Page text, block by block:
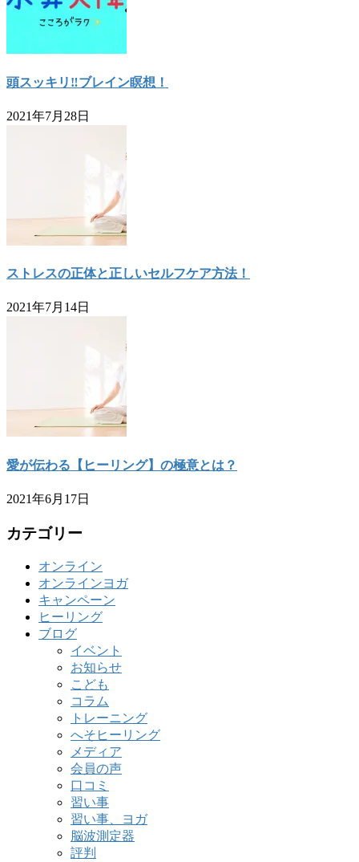
頭スッキリ‼ブレイン瞑想！
2021年7月28日
ストレスの正体と正しいセルフケア方法！
2021年7月14日
愛が伝わる【ヒーリング】の極意とは？
2021年6月17日
カテゴリー
オンライン
オンラインヨガ
キャンペーン
ヒーリング
ブログ
イベント
お知らせ
こども
コラム
トレーニング
へそヒーリング
メディア
会員の声
口コミ
習い事
習い事、ヨガ
脳波測定器
評判